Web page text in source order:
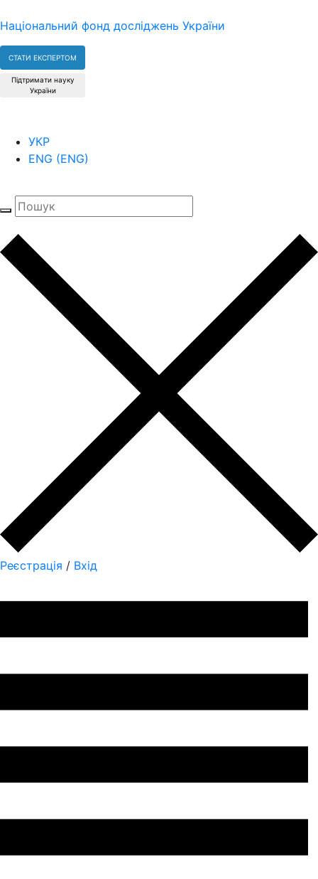
Національний фонд досліджень України
СТАТИ ЕКСПЕРТОМ
Підтримати науку
України
УКР
ENG (ENG)
Реєстрація / Вхід